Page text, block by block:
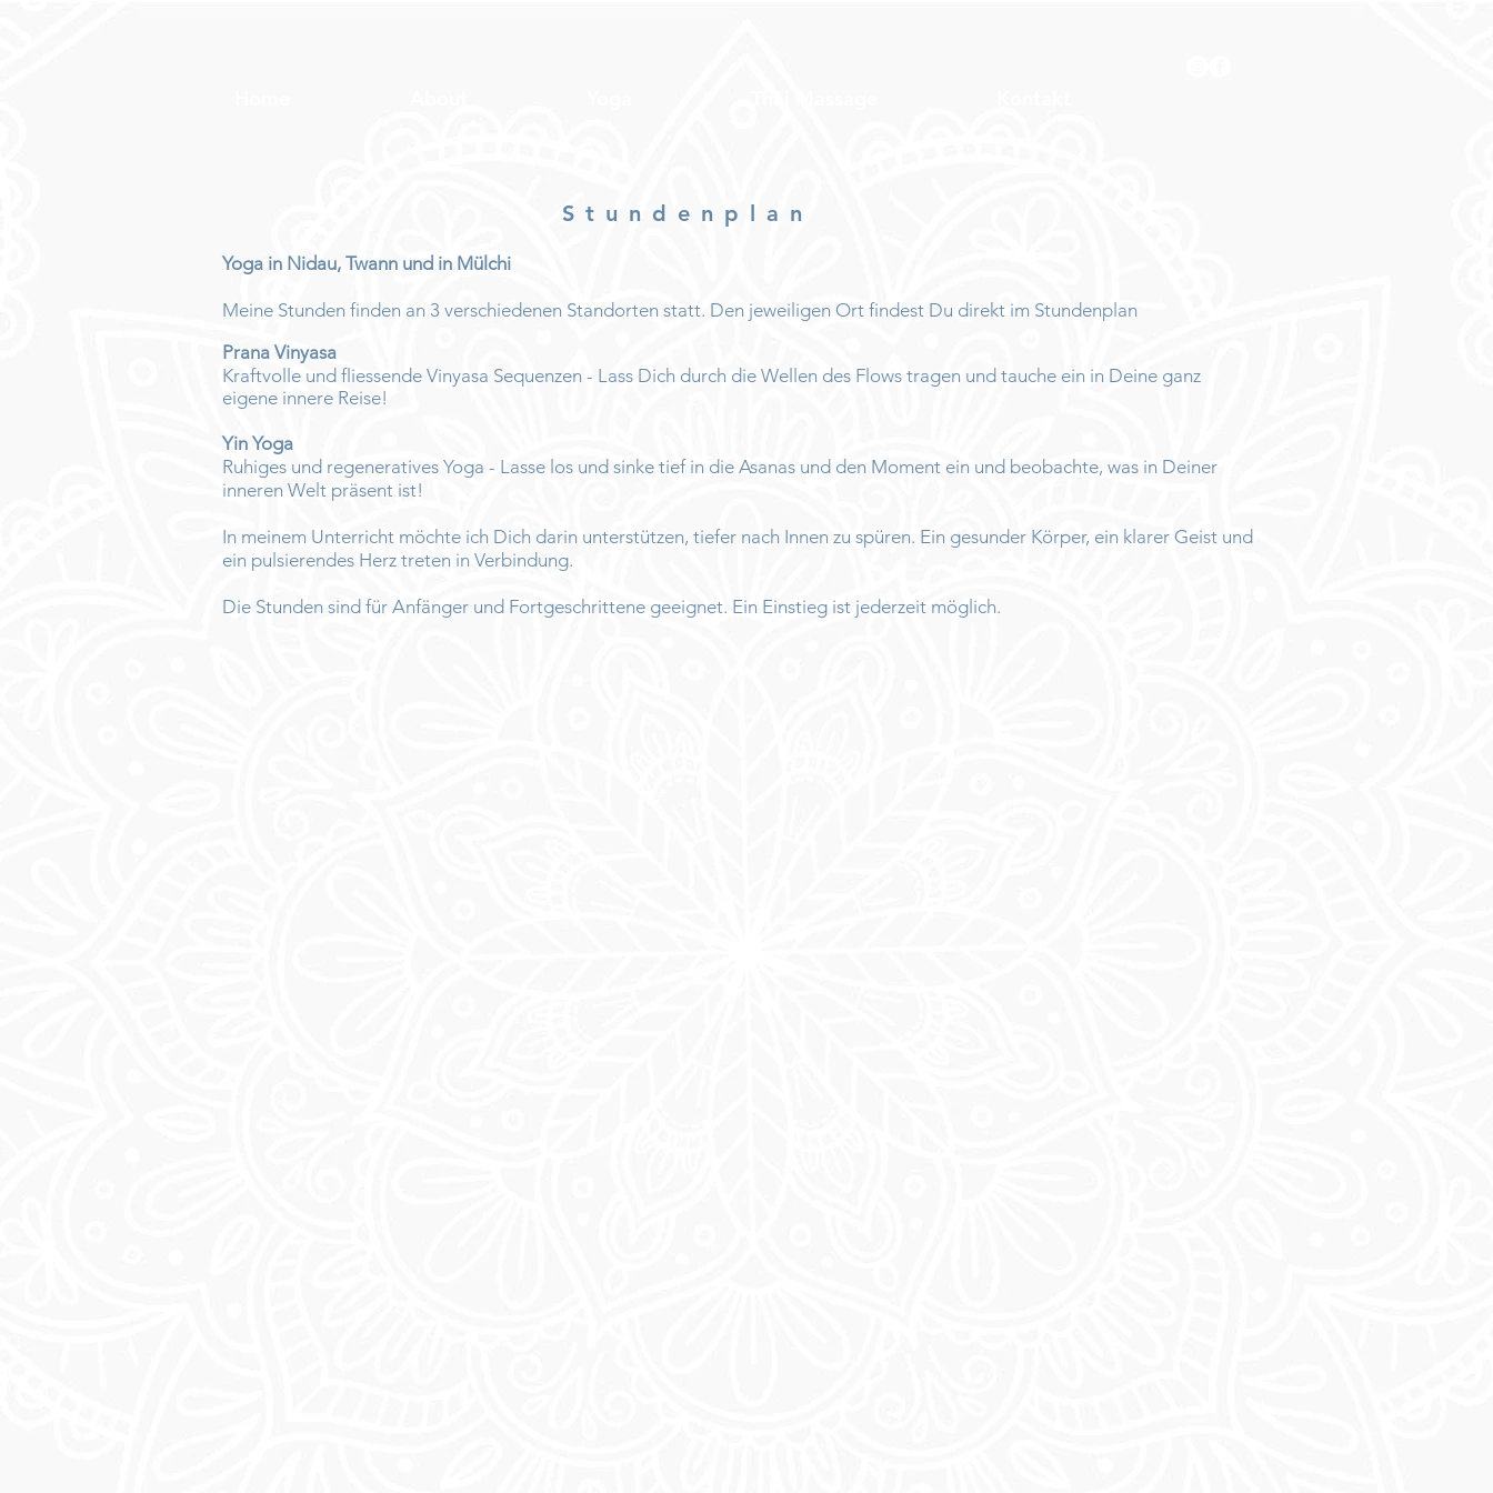
Stundenplan
Yoga in Nidau, Twann und in Mülchi​
Meine Stunden finden an 3 verschiedenen Standorten statt. Den jeweiligen Ort findest Du direkt im Stundenplan
Prana Vinyasa
Kraftvolle und fliessende Vinyasa Sequenzen - Lass Dich durch die Wellen des Flows tragen und tauche ein in Deine ganz
eigene innere Reise!
Yin Yoga
Ruhiges und regeneratives Yoga - Lasse los und sinke tief in die Asanas und den Moment ein und beobachte, was in Deiner
inneren Welt präsent ist!
In meinem Unterricht möchte ich Dich darin unterstützen, tiefer nach Innen zu spüren. Ein gesunder Körper, ein klarer Geist und
ein pulsierendes Herz treten in Verbindung.
Die Stunden sind für Anfänger und Fortgeschrittene geeignet. Ein Einstieg ist jederzeit möglich.